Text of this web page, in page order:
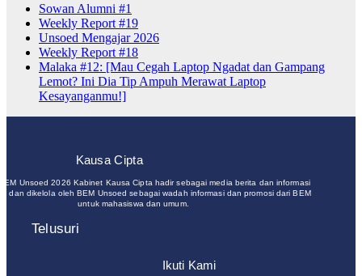
Sowan Alumni #1
Weekly Report #19
Unsoed Mengajar 2026
Weekly Report #18
Malaka #12: [Mau Cegah Laptop Ngadat dan Gampang
Lemot? Ini Dia Tip Ampuh Merawat Laptop
Kesayanganmu!]
Kausa Cipta
Unsoed 2026 Kabinet Kausa Cipta hadir sebagai media berita dan informasi
dan dikelola oleh BEM Unsoed sebagai wadah informasi dan promosi dari BEM
untuk mahasiswa dan umum.
Telusuri
Ikuti Kami